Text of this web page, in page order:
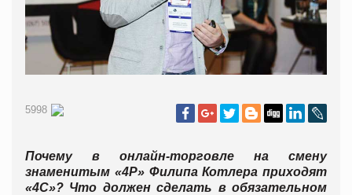
5998
Почему в онлайн-торговле на смену
знаменитым «4Р»Филипа Котлера приходят
«4С»? Что должен сделать в обязательном